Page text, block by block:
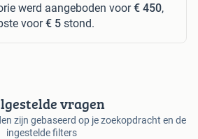
werd aangeboden voor€ 450,
voor€ 5 stond.
vragen
zijn gebaseerd op je zoekopdracht en de
ingestelde filters